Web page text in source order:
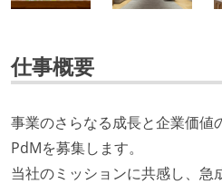
仕事概要
事業のさらなる成長と企業価値
PdMを募集します。
当社のミッションに共感し、急